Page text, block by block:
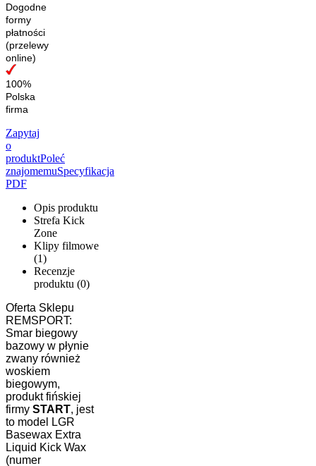
Dogodne
formy
płatności
(przelewy
online)
100%
Polska
firma
Zapytaj
o
produktPoleć
znajomemuSpecyfikacja
PDF
Opis produktu
Strefa Kick
Zone
Klipy filmowe
(1)
Recenzje
produktu (0)
Oferta Sklepu
REMSPORT:
Smar biegowy
bazowy w płynie
zwany również
woskiem
biegowym,
produkt fińskiej
firmy START, jest
to model LGR
Basewax Extra
Liquid Kick Wax
(numer